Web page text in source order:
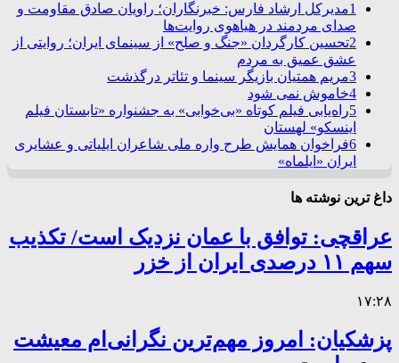
1مدیرکل ارشاد فارس: خبرنگاران؛ راویان صادق مقاومت و
صدای مردمند در هیاهوی روایت‌ها
2تحسین کارگردان «جنگ و صلح» از سینمای ایران؛ روایتی از
عشق عمیق به مردم
3مریم همتیان بازیگر سینما و تئاتر درگذشت
4خاموش نمی شود
5راه‌یابی فیلم کوتاه «بی‌خوابی» به جشنواره «تابستان فیلم
اینسکو» لهستان
6فراخوان همایش طرح واره ملی شاعران ایلیاتی و عشایری
ایران «ایلماه»
داغ ترین نوشته ها
عراقچی: توافق با عمان نزدیک است/ تکذیب
سهم ۱۱ درصدی ایران از خزر
۱۷:۲۸
پزشکیان: امروز مهم‌ترین نگرانی‌ام معیشت